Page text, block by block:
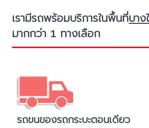
เรามีรถพร้อมบริการในพื้นที่บา
มากกว่า 1 ทางเลือก
รถขนของรถกระบะตอนเดียว